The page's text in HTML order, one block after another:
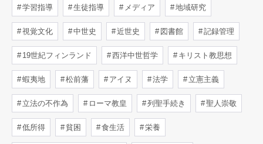
学習指導 生徒指導 メディア 地域研究
視覚文化 中世史 近世史 図書館 記録管理
19世紀フィンランド 西洋中世哲学 キリスト教思想
蝦夷地 松前藩 アイヌ 法学 立憲主義
立法の不作為 ローマ教皇 列聖手続き 聖人崇敬
低所得 貧困 食生活 栄養